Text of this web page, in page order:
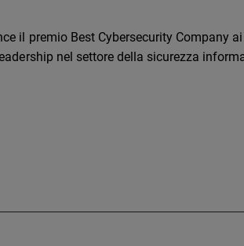
il premio Best Cybersecurity Company
nel settore della sicurezza